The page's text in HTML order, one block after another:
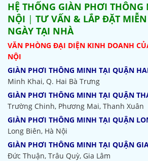
HỆ THỐNG GIÀN PHƠI
NỘI | TƯ VẤN & LẮP ĐẶT
NGÀY TẠI NHÀ
VĂN PHÒNG ĐẠI DIỆN KINH DOANH
NỘI
GIÀN PHƠI THÔNG MINH TẠI QUẬN
Minh Khai, Q. Hai Bà Trưng
GIÀN PHƠI THÔNG MINH TẠI QUẬN
Trường Chinh, Phương Mai, Thanh Xuân
GIÀN PHƠI THÔNG MINH TẠI QUẬN
Long Biên, Hà Nội
GIÀN PHƠI THÔNG MINH TẠI QUẬN
Đức Thuận, Trâu Quỳ, Gia Lâm